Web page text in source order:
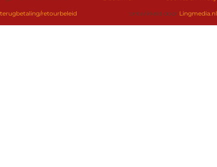
terugbetaling/retourbeleid ontwikkeld door Lingmedia.nl